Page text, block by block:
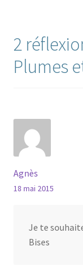
2
Plumes
Agnès
18 mai 2015
Je te
Bises